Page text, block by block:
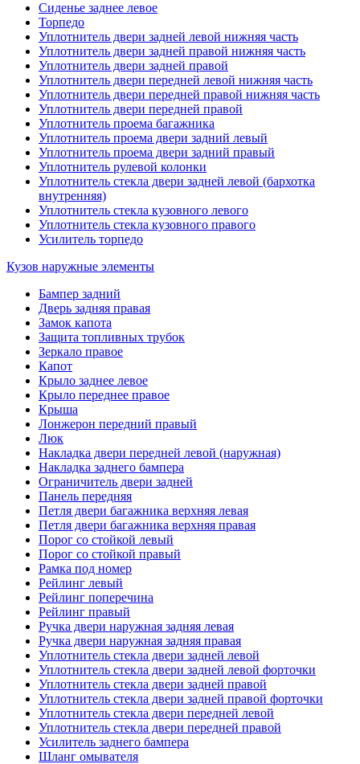
Сиденье заднее левое
Торпедо
Уплотнитель двери задней левой нижняя часть
Уплотнитель двери задней правой нижняя часть
Уплотнитель двери задней правой
Уплотнитель двери передней левой нижняя часть
Уплотнитель двери передней правой нижняя часть
Уплотнитель двери передней правой
Уплотнитель проема багажника
Уплотнитель проема двери задний левый
Уплотнитель проема двери задний правый
Уплотнитель рулевой колонки
Уплотнитель стекла двери задней левой (бархотка
внутренняя)
Уплотнитель стекла кузовного левого
Уплотнитель стекла кузовного правого
Усилитель торпедо
Кузов наружные элементы
Бампер задний
Дверь задняя правая
Замок капота
Защита топливных трубок
Зеркало правое
Капот
Крыло заднее левое
Крыло переднее правое
Крыша
Лонжерон передний правый
Люк
Накладка двери передней левой (наружная)
Накладка заднего бампера
Ограничитель двери задней
Панель передняя
Петля двери багажника верхняя левая
Петля двери багажника верхняя правая
Порог со стойкой левый
Порог со стойкой правый
Рамка под номер
Рейлинг левый
Рейлинг поперечина
Рейлинг правый
Ручка двери наружная задняя левая
Ручка двери наружная задняя правая
Уплотнитель стекла двери задней левой
Уплотнитель стекла двери задней левой форточки
Уплотнитель стекла двери задней правой
Уплотнитель стекла двери задней правой форточки
Уплотнитель стекла двери передней левой
Уплотнитель стекла двери передней правой
Усилитель заднего бампера
Шланг омывателя